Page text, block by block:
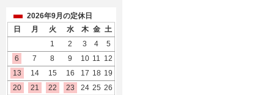
2026年9月の定休日
日
月 火 水 木 金 土
1
2 3 4
5
6
7 8 9 10 11 12
13
14 15 16 17 18 19
20
21 22 23 24 25 26